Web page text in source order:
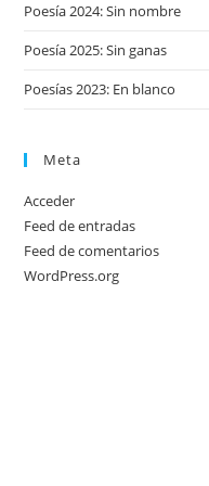
Poesía 2024: Sin nombre
Poesía 2025: Sin ganas
Poesías 2023: En blanco
Meta
Acceder
Feed de entradas
Feed de comentarios
WordPress.org